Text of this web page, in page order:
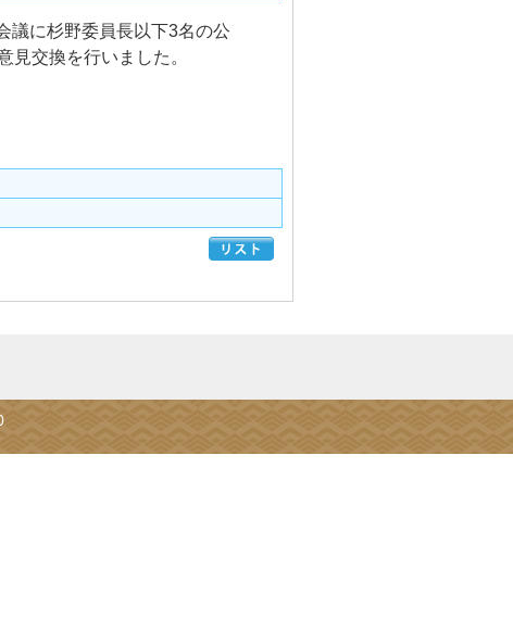
議に杉野委員長以下3名の公
見交換を行いました。